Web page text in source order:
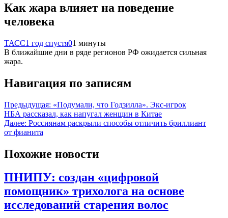
Как жара влияет на поведение
человека
ТАСС1 год спустя01 минуты
В ближайшие дни в ряде регионов РФ ожидается сильная
жара.
Навигация по записям
Предыдущая: «Подумали, что Годзилла». Экс-игрок
НБА рассказал, как напугал женщин в Китае
Далее: Россиянам раскрыли способы отличить бриллиант
от фианита
Похожие новости
ПНИПУ: создан «цифровой
помощник» трихолога на основе
исследований старения волос